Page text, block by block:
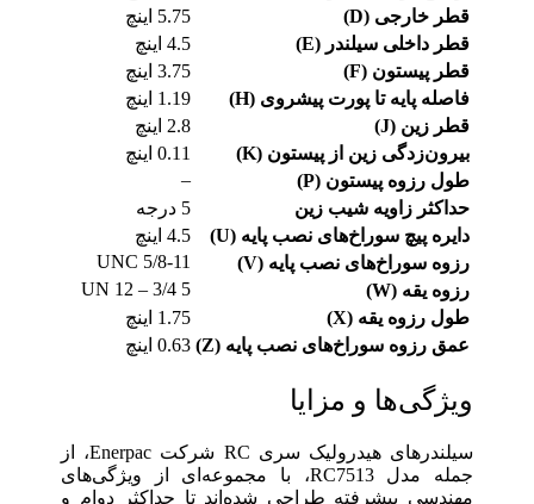
قطر خارجی (D)
5.75 اینچ
قطر داخلی سیلندر (E)
4.5 اینچ
قطر پیستون (F)
3.75 اینچ
فاصله پایه تا پورت پیشروی (H)
1.19 اینچ
قطر زین (J)
2.8 اینچ
بیرون‌زدگی زین از پیستون (K)
0.11 اینچ
طول رزوه پیستون (P)
–
حداکثر زاویه شیب زین
5 درجه
دایره پیچ سوراخ‌های نصب پایه (U)
4.5 اینچ
رزوه سوراخ‌های نصب پایه (V)
5/8-11 UNC
رزوه یقه (W)
5 3/4 – 12 UN
طول رزوه یقه (X)
1.75 اینچ
عمق رزوه سوراخ‌های نصب پایه (Z)
0.63 اینچ
ویژگی‌ها و مزایا
سیلندرهای هیدرولیک سری RC شرکت Enerpac، از
جمله مدل RC7513، با مجموعه‌ای از ویژگی‌های
مهندسی پیشرفته طراحی شده‌اند تا حداکثر دوام و